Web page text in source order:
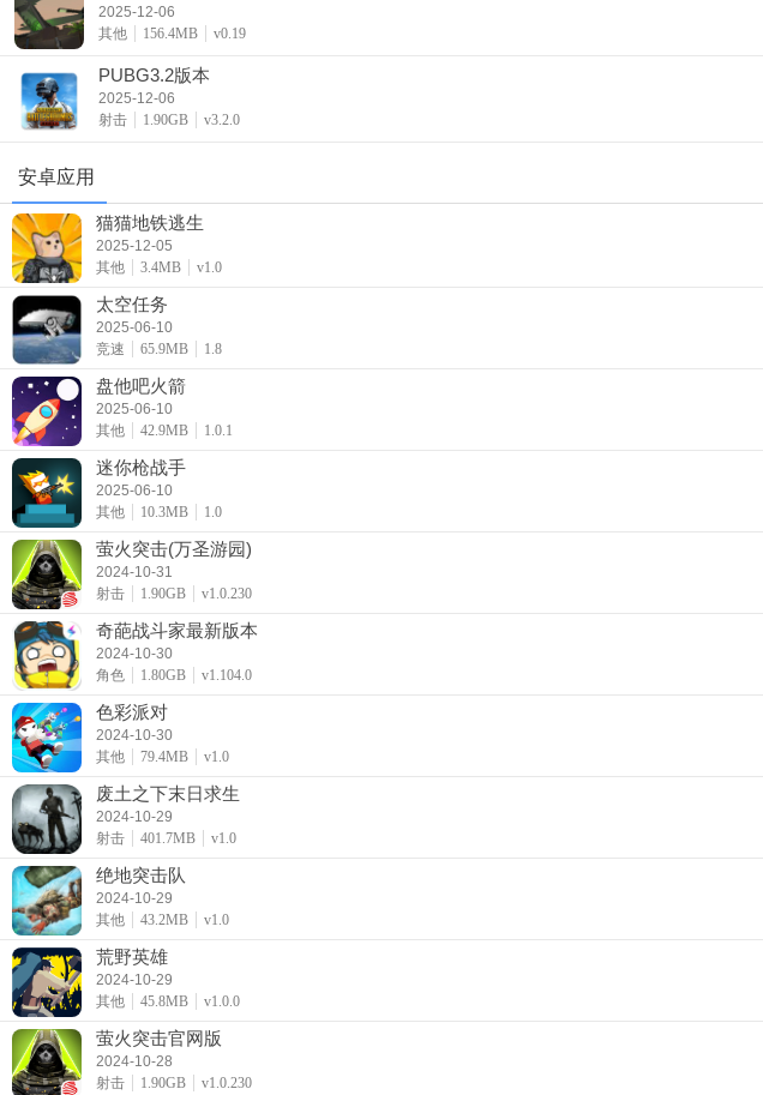
2025-12-06
其他
156.4MB v0.19
PUBG3.2版本
2025-12-06
射击
1.90GB v3.2.0
安卓应用
猫猫地铁逃生
2025-12-05
其他
3.4MB v1.0
太空任务
2025-06-10
竞速
65.9MB 1.8
盘他吧火箭
2025-06-10
其他
42.9MB 1.0.1
迷你枪战手
2025-06-10
其他
10.3MB 1.0
萤火突击(万圣游园)
2024-10-31
射击
1.90GB v1.0.230
奇葩战斗家最新版本
2024-10-30
角色
1.80GB v1.104.0
色彩派对
2024-10-30
其他
79.4MB v1.0
废土之下末日求生
2024-10-29
射击
401.7MB v1.0
绝地突击队
2024-10-29
其他
43.2MB v1.0
荒野英雄
2024-10-29
其他
45.8MB v1.0.0
萤火突击官网版
2024-10-28
射击
1.90GB v1.0.230